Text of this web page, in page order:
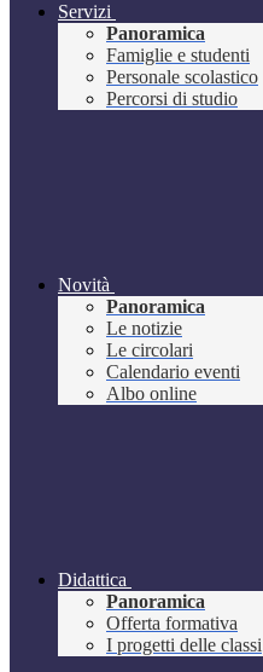
Servizi
Panoramica
Famiglie e studenti
Personale scolastico
Percorsi di studio
Novità
Panoramica
Le notizie
Le circolari
Calendario eventi
Albo online
Didattica
Panoramica
Offerta formativa
I progetti delle classi